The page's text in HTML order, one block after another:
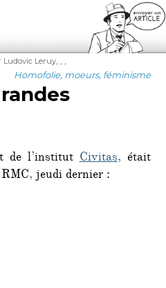
Ludovic Leruy
Catégories
Homofolie, moeurs, féminisme
Étiquettes
de l’institutCivitas, était
jeudi dernier :